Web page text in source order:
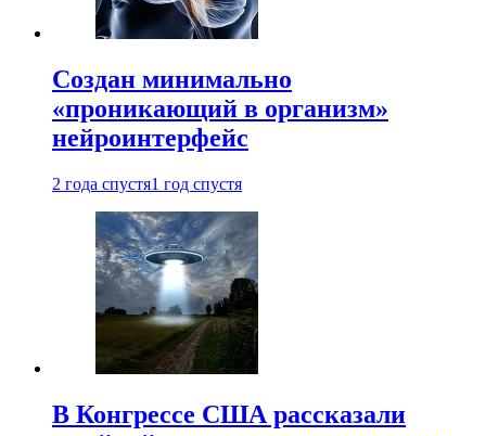
Создан минимально
«проникающий в организм»
нейроинтерфейс
2 года спустя1 год спустя
В Конгрессе США рассказали